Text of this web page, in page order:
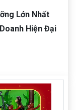
Lớn Nhất
Hiện Đại